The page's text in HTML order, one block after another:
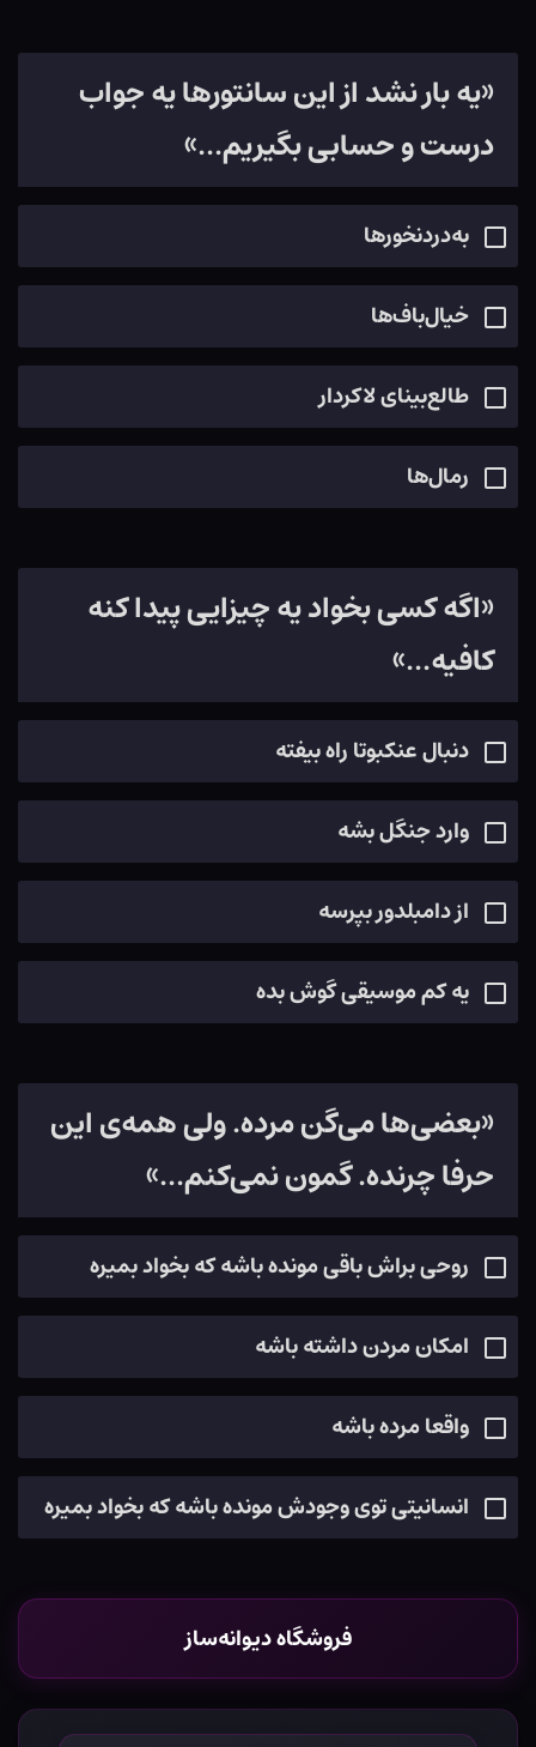
«یه بار نشد از این سانتورها یه جواب
درست و حسابی بگیریم...»
به‌دردنخورها
خیال‌باف‌ها
طالع‌بینای لاکردار
رمال‌ها
«اگه کسی بخواد یه چیزایی پیدا کنه
کافیه...»
دنبال عنکبوتا راه بیفته
وارد جنگل بشه
از دامبلدور بپرسه
یه کم موسیقی گوش بده
«بعضی‌ها می‌گن مرده. ولی همه‌ی این
حرفا چرنده. گمون نمی‌کنم...»
روحی براش باقی مونده باشه که بخواد بمیره
امکان مردن داشته باشه
واقعا مرده باشه
انسانیتی توی وجودش مونده باشه که بخواد بمیره
فروشگاه دیوانه‌ساز